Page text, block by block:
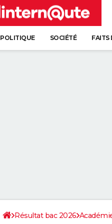
POLITIQUE SOCIÉTÉ FAITS
Résultat bac 2026